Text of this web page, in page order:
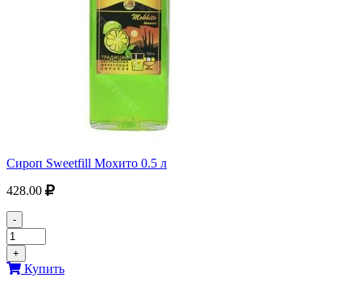
Сироп Sweetfill Мохито 0.5 л
428.00
-
+
Купить